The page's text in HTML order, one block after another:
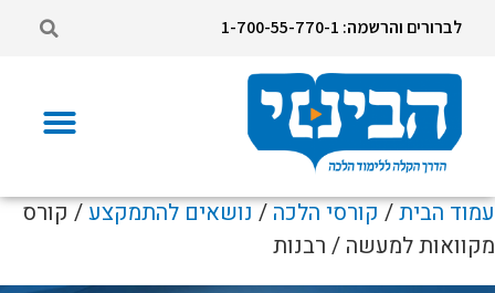
לברורים והרשמה: 1-700-55-770-1
עמוד הבית/קורסי הלכה/נושאים להתמקצע/ קורס
מקוואות למעשה / רבנות